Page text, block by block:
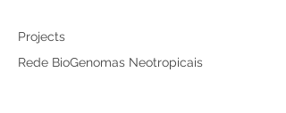
Projects
Rede BioGenomas Neotropicais